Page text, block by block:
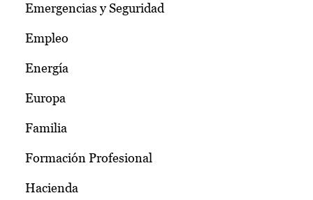
Emergencias y Seguridad
Empleo
Energía
Europa
Familia
Formación Profesional
Hacienda